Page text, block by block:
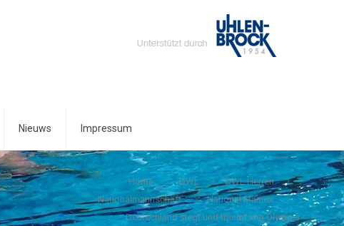
Nieuws Impressum
Home DWL
DWL Herren
Nationalmannschaft
National Männer
Deutschland siegt und träumt von Olympia